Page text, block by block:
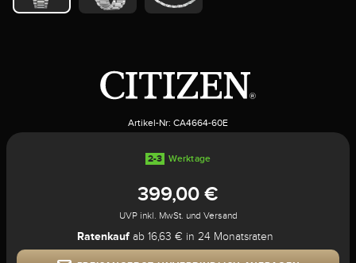
Artikel-Nr: CA4664-60E
2-3 Werktage
399,00 €
UVP inkl. MwSt. und Versand
Ratenkaufab 16,63 € in 24 Monatsraten